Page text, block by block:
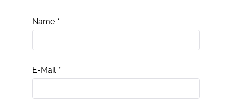
Name *
E-Mail*